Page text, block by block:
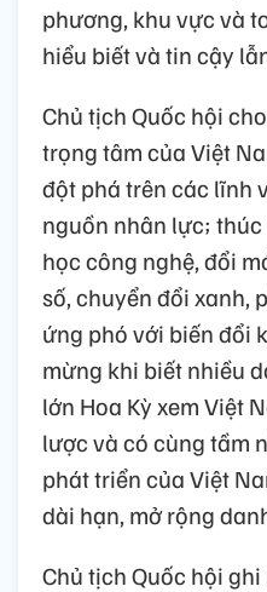
phương, khu vực và
hiểu biết và tin cậy
Chủ tịch Quốc hội
trọng tâm của Việt
đột phá trên các lĩnh
nguồn nhân lực;
học công nghệ, đổi
số, chuyển đổi xanh,
ứng phó với biến đổi
mừng khi biết nhiều
lớn Hoa Kỳ xem Việt
lược và có cùng tầm
phát triển của Việt
dài hạn, mở rộng
Chủ tịch Quốc hội